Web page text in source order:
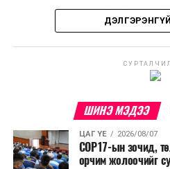
улсад өргөн ашиглаж байна.
бодлогын газраас
ШИНЭ МЭДЭЭ
ЦАГ ҮЕ 2026/08/07
COP17-ын зочид,
орчим жолоочийг